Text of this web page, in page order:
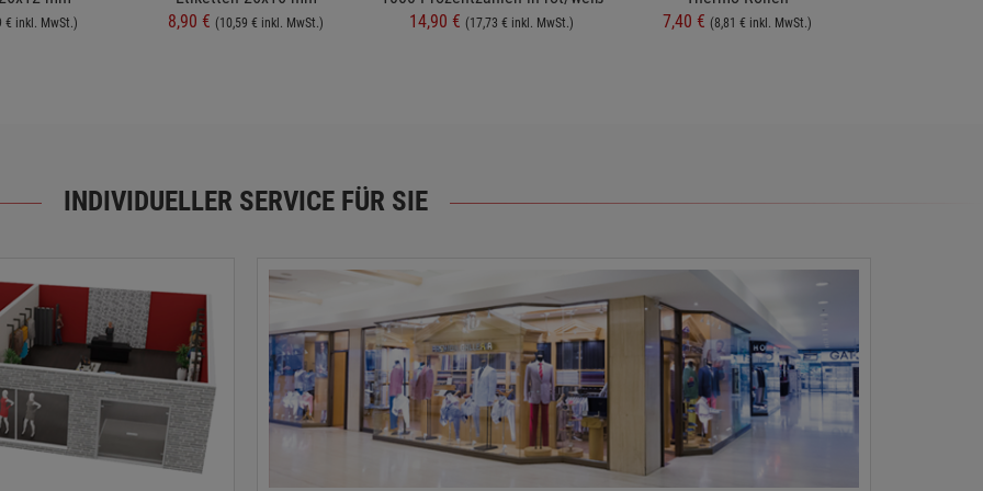
€ inkl. MwSt.)
8,90 € (10,59 € inkl. MwSt.)
14,90 € (17,73 € inkl. MwSt.)
7,40 € (8,81 € inkl. MwSt.)
INDIVIDUELLER SERVICE FÜR SIE